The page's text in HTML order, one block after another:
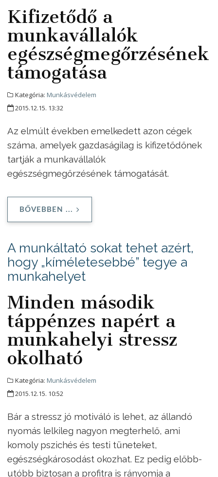
Kifizetődő a
munkavállalók
egészségmegőrzésének
támogatása
Kategória: Munkásvédelem
2015.12.15. 13:32
Az elmúlt években emelkedett azon cégek
száma, amelyek gazdaságilag is kifizetődőnek
tartják a munkavállalók
egészségmegőrzésének támogatását.
BŐVEBBEN ...
A munkáltató sokat tehet azért,
hogy „kíméletesebbé” tegye a
munkahelyet
Minden második
táppénzes napért a
munkahelyi stressz
okolható
Kategória: Munkásvédelem
2015.12.15. 10:52
Bár a stressz jó motiváló is lehet, az állandó
nyomás lelkileg nagyon megterhelő, ami
komoly pszichés és testi tüneteket,
egészségkárosodást okozhat. Ez pedig előbb-
utóbb biztosan a profitra is rányomja a